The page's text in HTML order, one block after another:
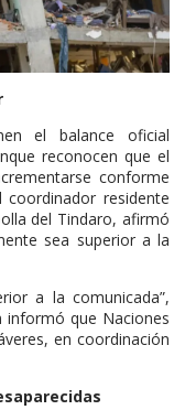
el balance oficial
reconocen que el
conforme
coordinador residente
del Tindaro, afirmó
sea superior a la
a la comunicada”,
informó que Naciones
en coordinación